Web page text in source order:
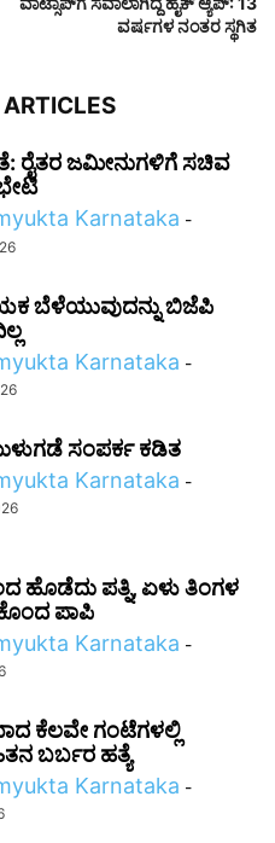
ವರ್ಷಗಳ ನಂತರ ಸ್ಥಗಿತ
ರೈತರ ಜಮೀನುಗಳಿಗೆ ಸಚಿವ
Karnataka -
ಬೆಳೆಯುವುದನ್ನು ಬಿಜೆಪಿ
Karnataka -
ಸಂಪರ್ಕ ಕಡಿತ
Karnataka -
ಹೊಡೆದು ಪತ್ನಿ, ಏಳು ತಿಂಗಳ
ಪಾಪಿ
Karnataka -
ಕೆಲವೇ ಗಂಟೆಗಳಲ್ಲಿ
ಬರ್ಬರ ಹತ್ಯೆ
Karnataka -